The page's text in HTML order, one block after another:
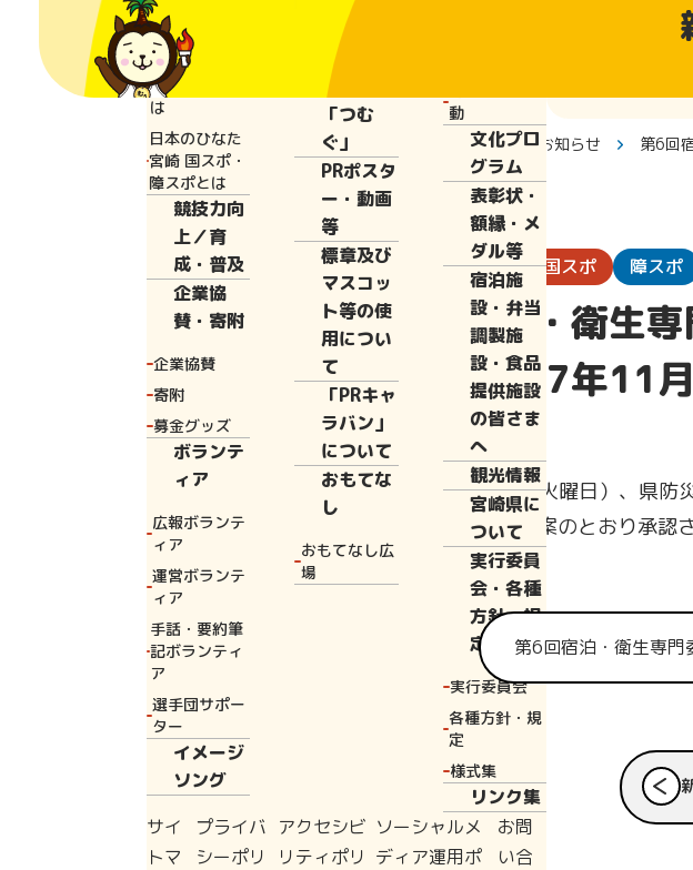
日本のふるさ
と宮崎国体と
は
日本のひなた
宮崎 国スポ・
障スポとは
競技力向
上／育
成・普及
企業協
賛・寄附
企業協賛
寄附
募金グッズ
ボランテ
ィア
広報ボランテ
ィア
運営ボランテ
ィア
手話・要約筆
記ボランティ
ア
選手団サポー
ター
イメージ
ソング
コンテスト
番組
広報誌
「つむ
ぐ」
PRポスタ
ー・動画
等
標章及び
マスコッ
ト等の使
用につい
て
「PRキャ
ラバン」
について
おもてな
し
おもてなし広
場
動
文化プロ
グラム
表彰状・
額縁・メ
ダル等
宿泊施
設・弁当
調製施
設・食品
提供施設
の皆さま
へ
観光情報
宮崎県に
ついて
実行委員
会・各種
方針・規
定
実行委員会
各種方針・規
定
様式集
リンク集
サイ
トマ
プライバ
シーポリ
アクセシビ
リティポリ
ソーシャルメ
ディア運用ポ
お問
い合
新着情報 お知らせ 第6回
2025年11月21日 国スポ 障スポ
第6回宿泊・衛生
た。（令和7年11
令和7年11月11日（火曜日）、県防
議案については、原案のとおり承認
第6回宿泊・衛生専門